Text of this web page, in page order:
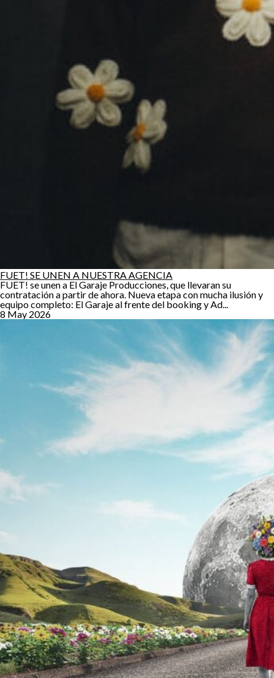
FUET! SE UNEN A NUESTRA AGENCIA
FUET! se unen a El Garaje Producciones, que llevaran su
contratación a partir de ahora. Nueva etapa con mucha ilusión y
equipo completo: El Garaje al frente del booking y Ad...
8 May 2026